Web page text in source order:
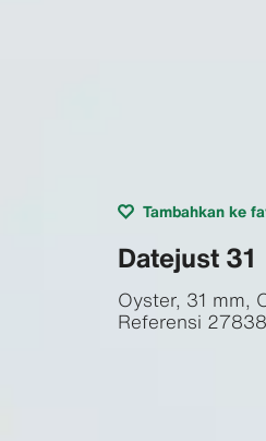
Tambahkan ke
Datejust 31
Oyster, 31 mm,
Referensi